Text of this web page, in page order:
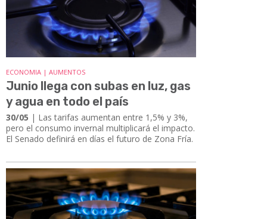
ECONOMIA | AUMENTOS
Junio llega con subas en luz, gas
y agua en todo el país
30/05 | Las tarifas aumentan entre 1,5% y 3%,
pero el consumo invernal multiplicará el impacto.
El Senado definirá en días el futuro de Zona Fría.